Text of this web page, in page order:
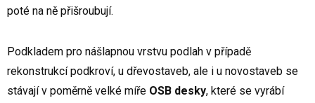
poté na ně přišroubují.
Podkladem pro nášlapnou vrstvu podlah v případě
rekonstrukcí podkroví, u dřevostaveb, ale i u novostaveb se
stávají v poměrně velké míře OSB desky, které se vyrábí